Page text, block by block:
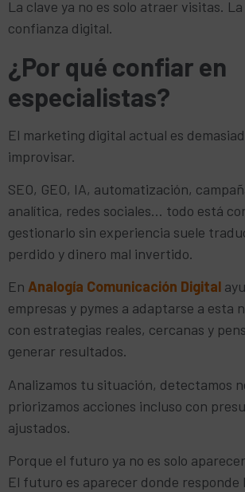
La clave ya no es solo atraer visitas.
confianza digital.
¿Por qué confiar en
especialistas?
El marketing digital actual es
improvisar.
SEO, GEO, IA, automatización,
analítica, redes sociales… todo está
gestionarlo sin experiencia suele
perdido y dinero mal invertido.
En Analogía Comunicación Digital
empresas y pymes a adaptarse a esta
con estrategias reales, cercanas y
generar resultados.
Analizamos tu situación, detectamos
priorizamos acciones incluso con
ajustados.
Porque el futuro ya no es solo
El futuro es aparecer donde responde